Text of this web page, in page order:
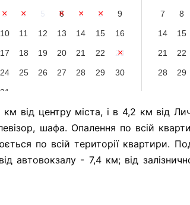
3 4 6 7 8 9
10 11 12 13 14 15 16
17 18 19 20 21 22 23
24 25 26 27 28 29 30
31
7 8
14 15
21 22
28 29
км від центру міста, і в 4,2 км від
шафа. Опалення по всій
по всій території квартири.
автовокзалу - 7,4 км; від